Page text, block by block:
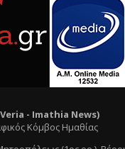
- Ιmathia News)
Κόμβος Ημαθίας